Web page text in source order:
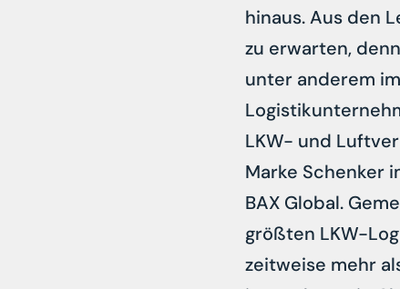
hinaus. Aus den
zu erwarten,
unter anderem
LKW- und
Marke Schenker
BAX Global.
größten LKW-
zeitweise mehr